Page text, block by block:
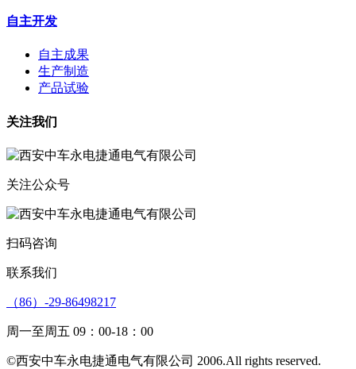
自主开发
自主成果
生产制造
产品试验
关注我们
关注公众号
扫码咨询
联系我们
（86）-29-86498217
周一至周五 09：00-18：00
©西安中车永电捷通电气有限公司 2006.All rights reserved.